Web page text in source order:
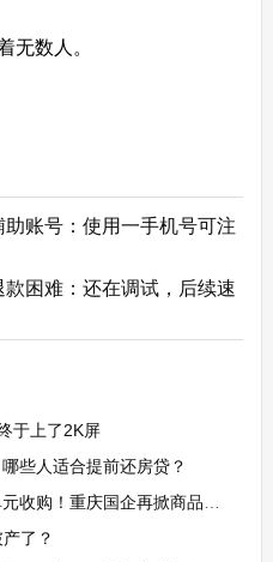
无数人。
账号：使用一手机号可注
困难：还在调试，后续速
于上了2K屏
些人适合提前还房贷？
掀商品房收购潮，已有多个项目进行申报
了？